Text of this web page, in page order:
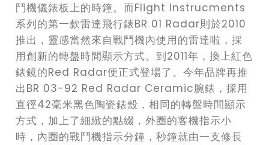
鬥機儀錶板上的時鐘。而Flight Instrucments
系列的第一款雷達飛行錶BR 01 Radar則於2010
推出，靈感當然來自戰鬥機內使用的雷達啦，採
用創新的轉盤時間顯示方式。到2011年，換上紅色
錶鏡的Red Radar便正式登場了。今年品牌再推
出BR 03-92 Red Radar Ceramic腕錶，採用
直徑42毫米黑色陶瓷錶殼，相同的轉盤時間顯示
方式，加上了細緻的點綴，外圈的客機指示小
時，內圈的戰鬥機指示分鐘，秒鐘就由一支修長